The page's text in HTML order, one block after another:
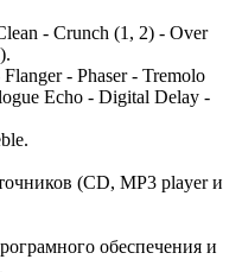
- Crunch (1, 2) - Over
- Phaser - Tremolo
Echo - Digital Delay -
(CD, MP3 player и
обеспечения и